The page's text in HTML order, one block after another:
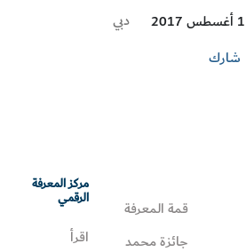
Visit
دبي
شارك
قمة المعرفة
جائزة محمد
مركز المعرفة
الرقمي
اقرأ